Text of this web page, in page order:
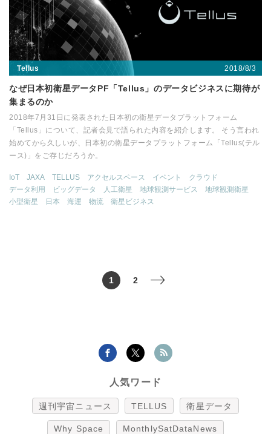
Tellus 2018/8/3
なぜ日本初衛星データPF「Tellus」のデータビジネスに期待が
集まるのか
2018年7月31日に発表された日本初の衛星データプラットフォーム
「Tellus」について、記者会見で語られた内容を紹介します。 そう言われ
始めてから久しいが、日本初の衛星データプラットフォーム「Tellus(テル
ース)」をご存じだろうか。
IoT JAXA TELLUS アクセルスペース イベント
クラウド
データ利用
ビッグデータ 人工衛星 地球観測サービス
地球観測衛星
小型衛星
日本 海運 物流 衛星ビジネス
1 2 >
人気ワード
週刊宇宙ニュース TELLUS 衛星データ
Why Space MonthlySatDataNews